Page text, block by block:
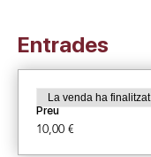
Entrades
Preu
10,00 €
La venda ha finalitzat